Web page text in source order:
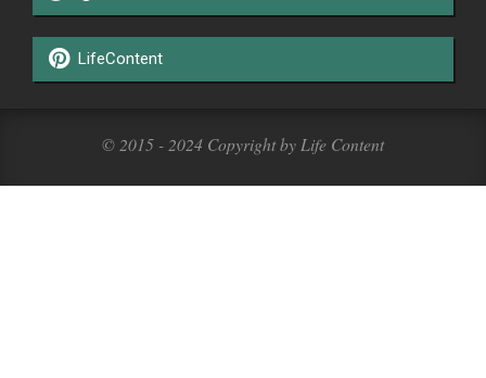
LifeContent
© 2015 - 2024 Copyright by Life Content